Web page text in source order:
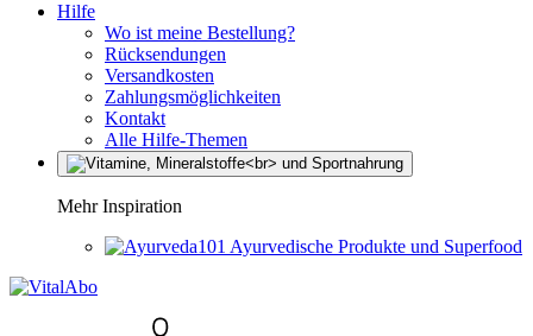
Hilfe
Wo ist meine Bestellung?
Rücksendungen
Versandkosten
Zahlungsmöglichkeiten
Kontakt
Alle Hilfe-Themen
Mehr Inspiration
Ayurvedische Produkte und Superfood